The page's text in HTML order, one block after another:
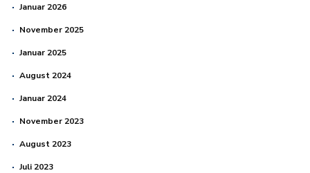
Januar 2026
November 2025
Januar 2025
August 2024
Januar 2024
November 2023
August 2023
Juli 2023